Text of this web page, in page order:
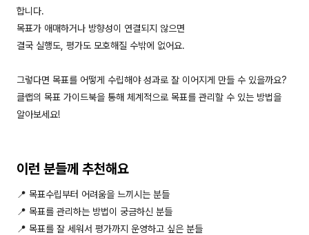
합니다.
목표가 애매하거나 방향성이 연결되지 않으면
결국 실행도, 평가도 모호해질 수밖에 없어요.
그렇다면 목표를 어떻게 수립해야 성과로 잘 이어지게 만들 수 있을까요?
클랩의 목표 가이드북을 통해 체계적으로 목표를 관리할 수 있는 방법을
알아보세요!
이런 분들께 추천해요
📍 목표수립부터 어려움을 느끼시는 분들
📍 목표를 관리하는 방법이 궁금하신 분들
📍 목표를 잘 세워서 평가까지 운영하고 싶은 분들